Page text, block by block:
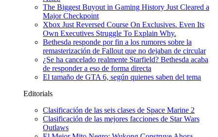
The Biggest Buyout in Gaming History Just Cleared a
Major Checkpoint
Xbox Just Reversed Course On Exclusives. Even Its
Own Executives Struggle To Explain Why.
Bethesda responde por fin a los rumores sobre la
remasterización de Fallout que no dejaban de circular
¿Se ha cancelado realmente Starfield? Bethesda acaba
de responder a eso de forma directa
El tamaño de GTA 6, según quienes saben del tema
Editorials
Clasificación de las seis clases de Space Marine 2
Clasificación de las mejores facciones de Star Wars
Outlaws